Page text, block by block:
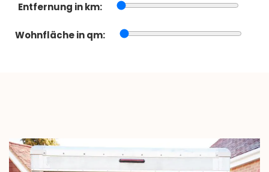
Entfernung in km:
Wohnfläche in qm: